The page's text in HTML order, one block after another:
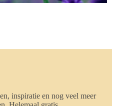
inspiratie en nog veel meer